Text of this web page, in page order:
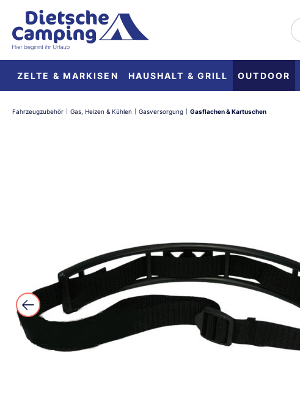
Zur Hauptnavigation springen
ZELTE & MARKISEN HAUSHALT & GRILL OUTDOOR
Fahrzeugzubehör Gas, Heizen & Kühlen Gasversorgung Gasflachen & Kartuschen